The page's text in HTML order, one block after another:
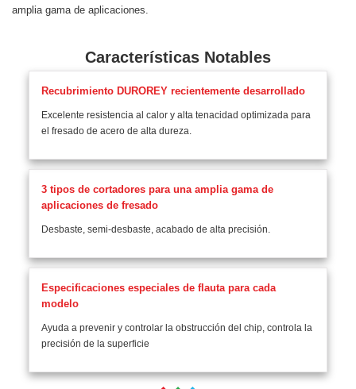
amplia gama de aplicaciones.
Características Notables
Recubrimiento DUROREY recientemente desarrollado
Excelente resistencia al calor y alta tenacidad optimizada para
el fresado de acero de alta dureza.
3 tipos de cortadores para una amplia gama de
aplicaciones de fresado
Desbaste, semi-desbaste, acabado de alta precisión.
Especificaciones especiales de flauta para cada
modelo
Ayuda a prevenir y controlar la obstrucción del chip, controla la
precisión de la superficie